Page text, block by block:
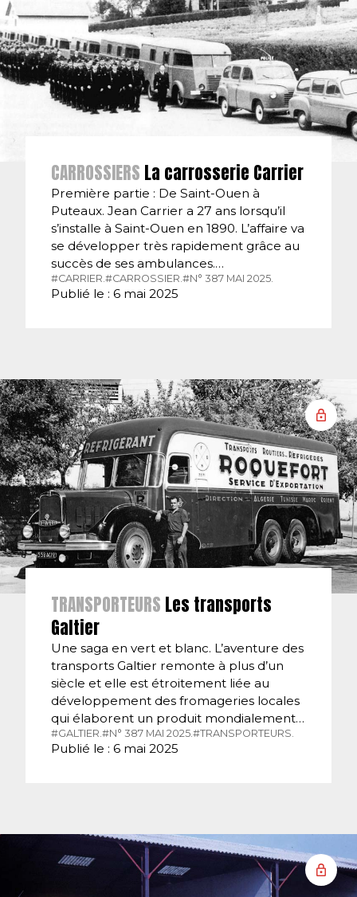
CARROSSIERS La carrosserie Carrier
Première partie : De Saint-Ouen à
Puteaux. Jean Carrier a 27 ans lorsqu’il
s’installe à Saint-Ouen en 1890. L’affaire va
se développer très rapidement grâce au
succès de ses ambulances.…
#CARRIER.#CARROSSIER.#N° 387 MAI 2025.
Publié le : 6 mai 2025
TRANSPORTEURS Les transports
Galtier
Une saga en vert et blanc. L’aventure des
transports Galtier remonte à plus d’un
siècle et elle est étroitement liée au
développement des fromageries locales
qui élaborent un produit mondialement…
#GALTIER.#N° 387 MAI 2025.#TRANSPORTEURS.
Publié le : 6 mai 2025